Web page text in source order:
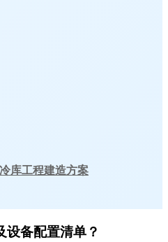
库工程建造方案
设备配置清单？